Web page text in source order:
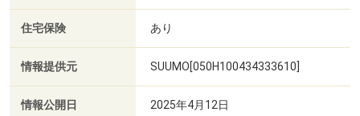
住宅保険 あり
情報提供元 SUUMO[050H100434333610]
情報公開日 2025年4月12日